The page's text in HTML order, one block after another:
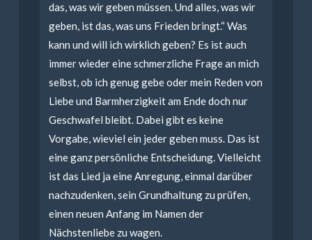
das, was wir geben müssen. Und alles, was wir
geben, ist das, was uns Frieden bringt.“ Was
kann und will ich wirklich geben? Es ist auch
immer wieder eine schmerzliche Frage an mich
selbst, ob ich genug gebe oder mein Reden von
Liebe und Barmherzigkeit am Ende doch nur
Geschwafel bleibt. Dabei gibt es keine
Vorgabe, wieviel ein jeder geben muss. Das ist
eine ganz persönliche Entscheidung. Vielleicht
ist das Lied ja eine Anregung, einmal darüber
nachzudenken, sein Grundhaltung zu prüfen,
einen neuen Anfang im Namen der
Nächstenliebe zu wagen.